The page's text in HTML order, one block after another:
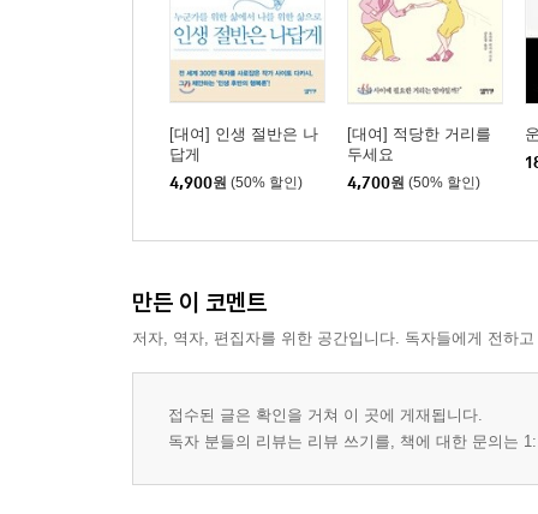
[대여] 인생 절반은 나
답게
4,900원 (50% 할인)
[대여] 적당한 거리를
두세요
4,700원 (50% 할인)
만든 이 코멘트
저자, 역자, 편집자를 위한 공간입니다. 독자들에게 전하
접수된 글은 확인을 거쳐 이 곳에 게재됩니다.
독자 분들의 리뷰는 리뷰 쓰기를, 책에 대한 문의는